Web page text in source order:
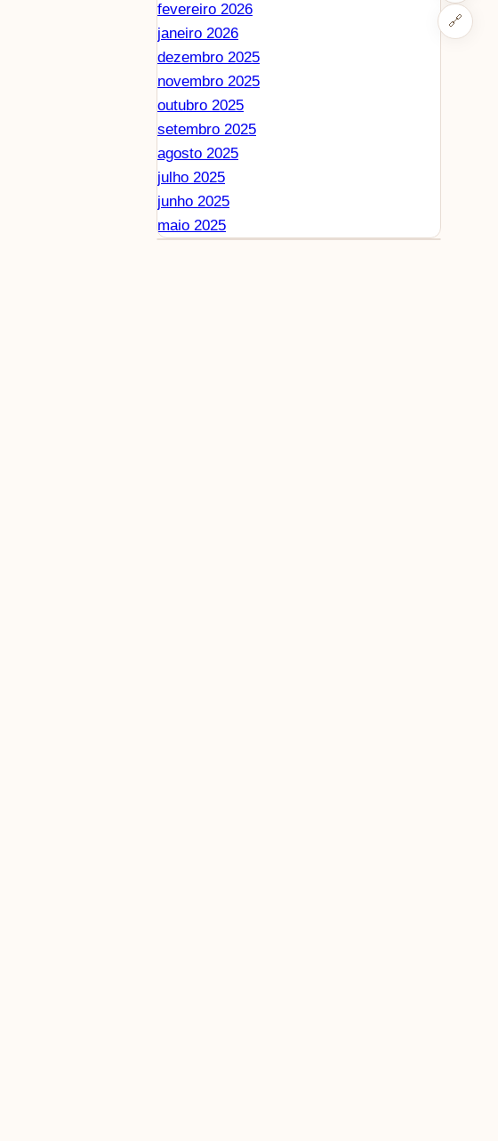
🔗
fevereiro 2026
janeiro 2026
dezembro 2025
novembro 2025
outubro 2025
setembro 2025
agosto 2025
julho 2025
junho 2025
maio 2025